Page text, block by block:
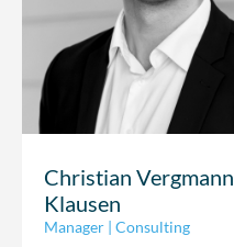
Christian Vergmann
Klausen
Manager | Consulting